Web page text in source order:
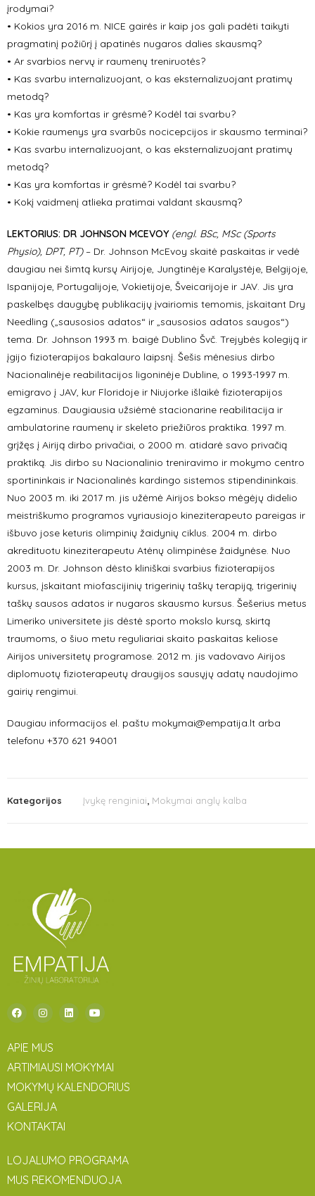
įrodymai?
• Kokios yra 2016 m. NICE gairės ir kaip jos gali padėti taikyti
pragmatinį požiūrį į apatinės nugaros dalies skausmą?
• Ar svarbios nervų ir raumenų treniruotės?
• Kas svarbu internalizuojant, o kas eksternalizuojant pratimų
metodą?
• Kas yra komfortas ir grėsmė? Kodėl tai svarbu?
• Kokie raumenys yra svarbūs nocicepcijos ir skausmo terminai?
• Kas svarbu internalizuojant, o kas eksternalizuojant pratimų
metodą?
• Kas yra komfortas ir grėsmė? Kodėl tai svarbu?
• Kokį vaidmenį atlieka pratimai valdant skausmą?
LEKTORIUS: DR JOHNSON MCEVOY (engl. BSc, MSc (Sports
Physio), DPT, PT) – Dr. Johnson McEvoy skaitė paskaitas ir vedė
daugiau nei šimtą kursų Airijoje, Jungtinėje Karalystėje, Belgijoje,
Ispanijoje, Portugalijoje, Vokietijoje, Šveicarijoje ir JAV. Jis yra
paskelbęs daugybę publikacijų įvairiomis temomis, įskaitant Dry
Needling („sausosios adatos“ ir „sausosios adatos saugos“)
tema. Dr. Johnson 1993 m. baigė Dublino Švč. Trejybės kolegiją ir
įgijo fizioterapijos bakalauro laipsnį. Šešis mėnesius dirbo
Nacionalinėje reabilitacijos ligoninėje Dubline, o 1993-1997 m.
emigravo į JAV, kur Floridoje ir Niujorke išlaikė fizioterapijos
egzaminus. Daugiausia užsiėmė stacionarine reabilitacija ir
ambulatorine raumenų ir skeleto priežiūros praktika. 1997 m.
grįžęs į Airiją dirbo privačiai, o 2000 m. atidarė savo privačią
praktiką. Jis dirbo su Nacionalinio treniravimo ir mokymo centro
sportininkais ir Nacionalinės kardingo sistemos stipendininkais.
Nuo 2003 m. iki 2017 m. jis užėmė Airijos bokso mėgėjų didelio
meistriškumo programos vyriausiojo kineziterapeuto pareigas ir
išbuvo jose keturis olimpinių žaidynių ciklus. 2004 m. dirbo
akredituotu kineziterapeutu Atėnų olimpinėse žaidynėse. Nuo
2003 m. Dr. Johnson dėsto kliniškai svarbius fizioterapijos
kursus, įskaitant miofascijinių trigerinių taškų terapiją, trigerinių
taškų sausos adatos ir nugaros skausmo kursus. Šešerius metus
Limeriko universitete jis dėstė sporto mokslo kursą, skirtą
traumoms, o šiuo metu reguliariai skaito paskaitas keliose
Airijos universitetų programose. 2012 m. jis vadovavo Airijos
diplomuotų fizioterapeutų draugijos sausųjų adatų naudojimo
gairių rengimui.
Daugiau informacijos el. paštu mokymai@empatija.lt arba
telefonu +370 621 94001
Kategorijos Įvykę renginiai Mokymai anglų kalba
APIE MUS
ARTIMIAUSI MOKYMAI
MOKYMŲ KALENDORIUS
GALERIJA
KONTAKTAI
LOJALUMO PROGRAMA
MUS REKOMENDUOJA